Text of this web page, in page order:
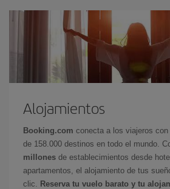
Alojamientos
Booking.com conecta a los viajeros
de 158.000 destinos en todo el mundo.
millones de establecimientos desde
apartamentos, el alojamiento de tus
clic.
Reserva tu vuelo barato y tu